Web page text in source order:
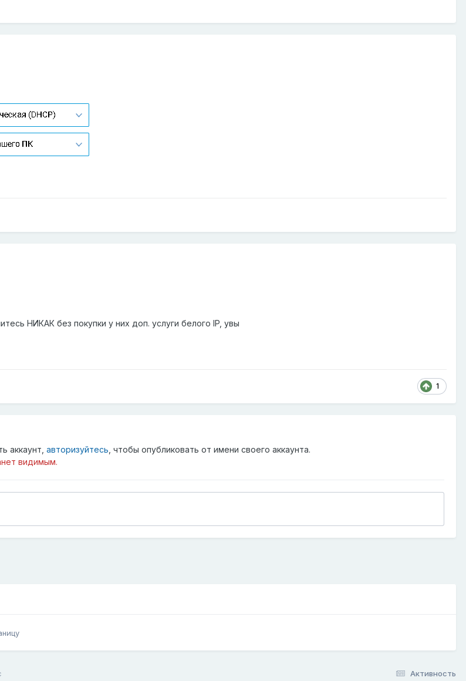
НИКАК без покупки у них доп. услуги белого IP, увы
1
аккаунт, авторизуйтесь , чтобы опубликовать от имени своего аккаунта.
видимым.
Активность